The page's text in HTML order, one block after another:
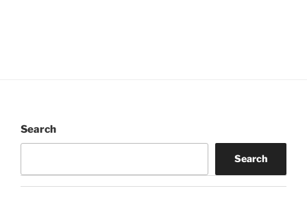
Search
Search